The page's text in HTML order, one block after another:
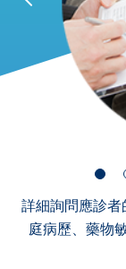
詳細詢問應診者
庭病歷、藥物